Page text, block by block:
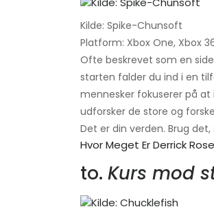
Kilde: Spike-Chunsoft
Platform: Xbox One, Xbox
Ofte beskrevet som en
starten falder du ind i en
mennesker fokuserer på
udforsker de store og
Det er din verden. Brug det,
Hvor Meget Er Derrick
to. Kurs mod